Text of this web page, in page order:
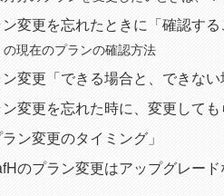
変更を忘れたときに「確認する
の現在のプランの確認方法
変更「できる場合と、できない
変更を忘れた時に、変更して
ン変更のタイミング」
のプラン変更はアップグレー